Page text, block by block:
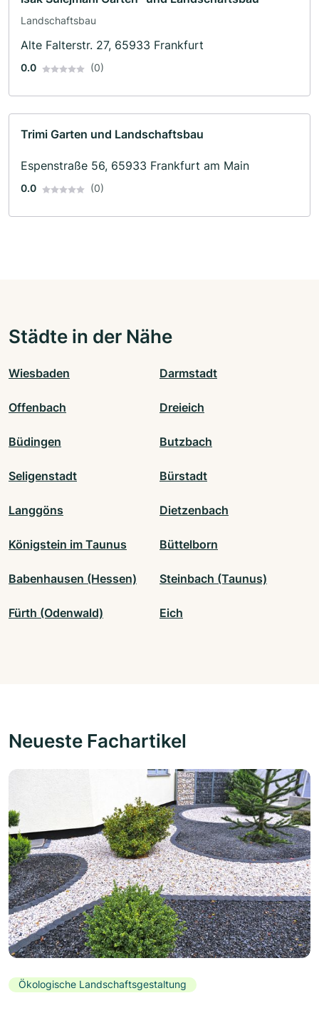
Landschaftsbau
Alte Falterstr. 27, 65933 Frankfurt
0.0 (0)
Trimi Garten und Landschaftsbau
Espenstraße 56, 65933 Frankfurt am Main
0.0 (0)
Städte in der Nähe
Wiesbaden Darmstadt
Offenbach Dreieich
Büdingen Butzbach
Seligenstadt Bürstadt
Langgöns Dietzenbach
Königstein im Taunus Büttelborn
Babenhausen (Hessen) Steinbach (Taunus)
Fürth (Odenwald) Eich
Neueste Fachartikel
Ökologische Landschaftsgestaltung